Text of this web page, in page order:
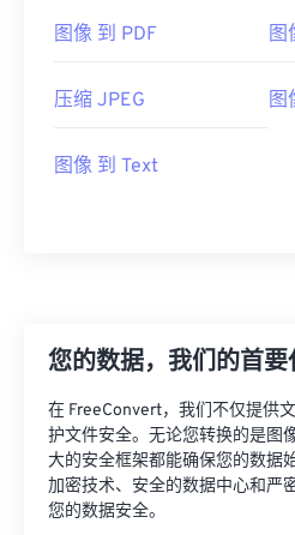
图像 到 PDF 图
压缩 JPEG 图
图像 到 Text
您的数据，我们的首要
在 FreeConvert，我们不仅提供
护文件安全。无论您转换的是图
大的安全框架都能确保您的数据
加密技术、安全的数据中心和严
您的数据安全。